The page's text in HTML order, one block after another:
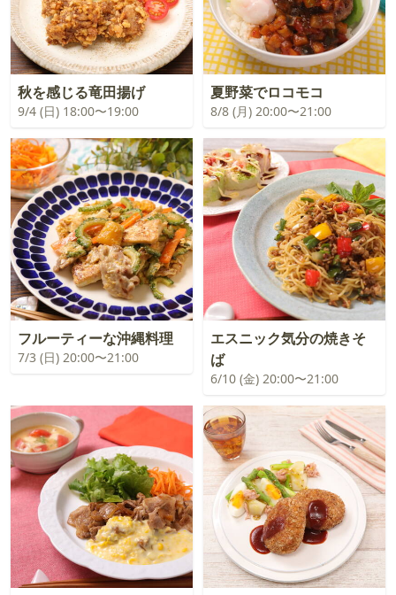
秋を感じる竜田揚げ
9/4 (日) 18:00〜19:00
夏野菜でロコモコ
8/8 (月) 20:00〜21:00
フルーティーな沖縄料理
7/3 (日) 20:00〜21:00
エスニック気分の焼きそ
ば
6/10 (金) 20:00〜21:00